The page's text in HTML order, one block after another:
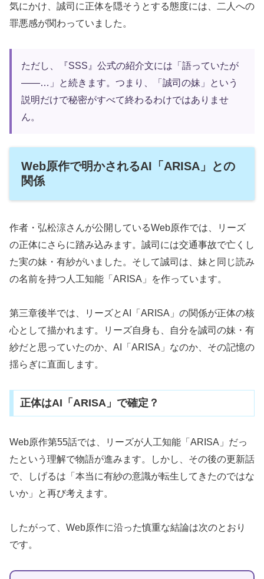
気にかけ、誠司に正体を隠そうとする態度には、二人への
罪悪感が関わっていました。
ただし、『SSS』公式の紹介文には「語っていたが
――…」と続きます。つまり、「誠司の妹」という
説明だけで秘密がすべて終わるわけではありませ
ん。
Web原作で明かされるAI「ARISA」との
関係
作者・弘松涼さんが公開しているWeb原作では、リーズ
の正体にさらに踏み込みます。誠司には交通事故で亡くし
た実の妹・有紗がいました。そして誠司は、妹と同じ読み
の名前を持つ人工知能「ARISA」を作っています。
第三章後半では、リーズとAI「ARISA」の関係が正体の核
心として描かれます。リーズ自身も、自分を誠司の妹・有
紗だと思っていたのか、AI「ARISA」なのか、その記憶の
揺らぎに直面します。
正体はAI「ARISA」で確定？
Web原作第55話では、リーズが人工知能「ARISA」だっ
たという理解で物語が進みます。しかし、その後の更新話
で、しげるは「本当に有紗の意識が転生してきたのではな
いか」と再び考えます。
したがって、Web原作に沿った慎重な結論は次のとおり
です。